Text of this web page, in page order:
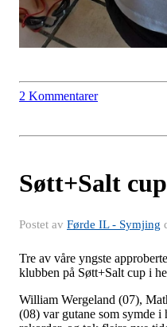
2 Kommentarer
Søtt+Salt
Postet av Førde IL - Symjing
Tre av våre yngste
klubben på Søtt+Salt cup i
William Wergeland (07),
(08) var gutane som symde i